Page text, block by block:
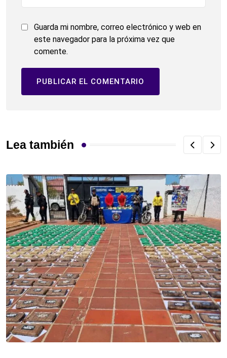
Guarda mi nombre, correo electrónico y web en
este navegador para la próxima vez que
comente.
Lea también